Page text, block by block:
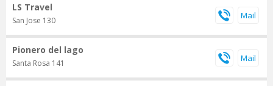
LS Travel
San Jose 130
Pionero del lago
Santa Rosa 141